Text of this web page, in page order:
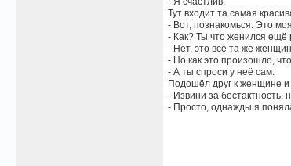
Тут входит та самая
- Вот, познакомься. Это
- Как? Ты что женился ещё
- Нет, это всё та же
- Но как это произошло,
- А ты спроси у неё сам.
Подошёл друг к женщине
- Извини за
- Просто, однажды я